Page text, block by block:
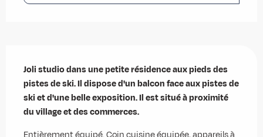
Joli studio dans une petite résidence aux pieds des
pistes de ski. Il dispose d'un balcon face aux pistes de
ski et d'une belle exposition. Il est situé à proximité
du village et des commerces.